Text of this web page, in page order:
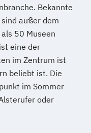
Bekannte
außer dem
50 Museen
eine der
im Zentrum ist
beliebt ist. Die
im Sommer
oder